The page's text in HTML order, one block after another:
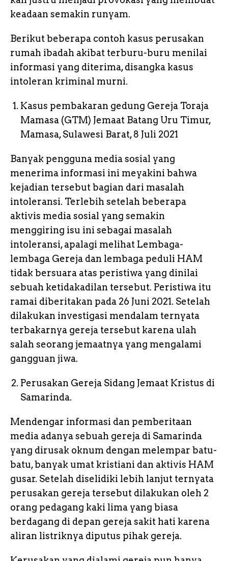
keadaan semakin runyam.
Berikut beberapa contoh kasus perusakan
rumah ibadah akibat terburu-buru menilai
informasi yang diterima, disangka kasus
intoleran kriminal murni.
Kasus pembakaran gedung Gereja Toraja
Mamasa (GTM) Jemaat Batang Uru Timur,
Mamasa, Sulawesi Barat, 8 Juli 2021
Banyak pengguna media sosial yang
menerima informasi ini meyakini bahwa
kejadian tersebut bagian dari masalah
intoleransi. Terlebih setelah beberapa
aktivis media sosial yang semakin
menggiring isu ini sebagai masalah
intoleransi, apalagi melihat Lembaga-
lembaga Gereja dan lembaga peduli HAM
tidak bersuara atas peristiwa yang dinilai
sebuah ketidakadilan tersebut. Peristiwa itu
ramai diberitakan pada 26 Juni 2021. Setelah
dilakukan investigasi mendalam ternyata
terbakarnya gereja tersebut karena ulah
salah seorang jemaatnya yang mengalami
gangguan jiwa.
Perusakan Gereja Sidang Jemaat Kristus di
Samarinda.
Mendengar informasi dan pemberitaan
media adanya sebuah gereja di Samarinda
yang dirusak oknum dengan melempar batu-
batu, banyak umat kristiani dan aktivis HAM
gusar. Setelah diselidiki lebih lanjut ternyata
perusakan gereja tersebut dilakukan oleh 2
orang pedagang kaki lima yang biasa
berdagang di depan gereja sakit hati karena
aliran listriknya diputus pihak gereja.